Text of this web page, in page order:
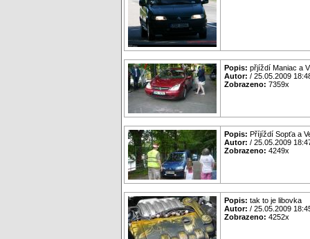
Popis: přjíždí Maniac a
Autor: / 25.05.2009
Zobrazeno: 7359x
Popis: Příjíždí Sopťa a
Autor: / 25.05.2009
Zobrazeno: 4249x
Popis: tak to je libovka
Autor: / 25.05.2009
Zobrazeno: 4252x